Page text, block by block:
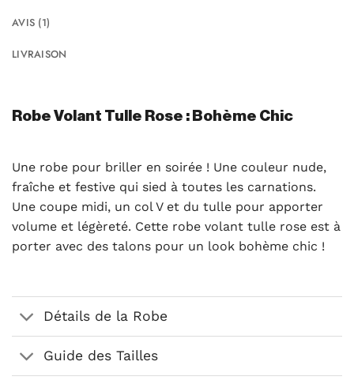
AVIS (1)
LIVRAISON
Robe Volant Tulle Rose : Bohème Chic
Une robe pour briller en soirée ! Une couleur nude,
fraîche et festive qui sied à toutes les carnations.
Une coupe midi, un col V et du tulle pour apporter
volume et légèreté. Cette robe volant tulle rose est à
porter avec des talons pour un look bohème chic !
Détails de la Robe
Guide des Tailles